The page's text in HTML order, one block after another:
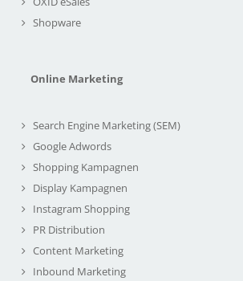
Shopware
Online Marketing
Search Engine Marketing (SEM)
Google Adwords
Shopping Kampagnen
Display Kampagnen
Instagram Shopping
PR Distribution
Content Marketing
Inbound Marketing